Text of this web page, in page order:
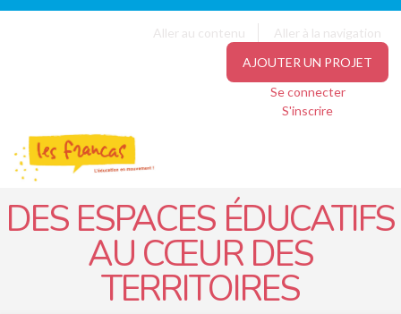
Aller au contenu
Aller à la navigation
AJOUTER UN PROJET
Se connecter
S'inscrire
DES ESPACES ÉDUCATIFS
AU CŒUR DES
TERRITOIRES
Panneau de gestion des cookies